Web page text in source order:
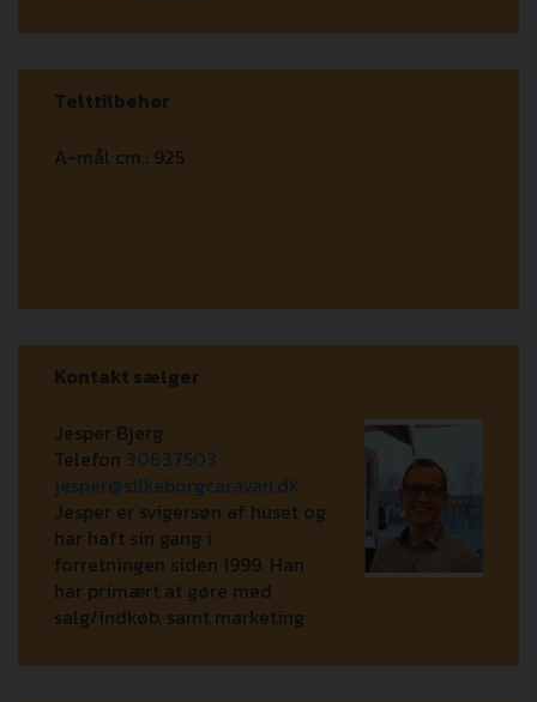
Telttilbehør
A-mål cm.: 925
Kontakt sælger
Jesper Bjerg
Telefon 30637503
jesper@silkeborgcaravan.dk
Jesper er svigersøn af huset og
har haft sin gang i
forretningen siden 1999. Han
har primært at gøre med
salg/indkøb, samt marketing